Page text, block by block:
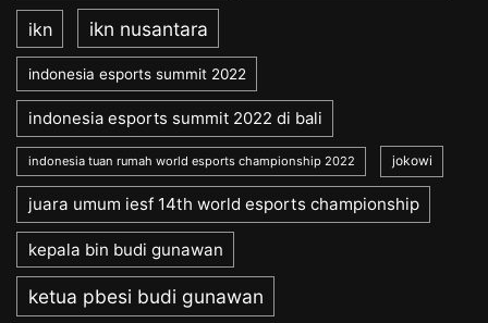
ikn ikn nusantara
indonesia esports summit 2022
indonesia esports summit 2022 di bali
indonesia tuan rumah world esports championship 2022 jokowi
juara umum iesf 14th world esports championship
kepala bin budi gunawan
ketua pbesi budi gunawan